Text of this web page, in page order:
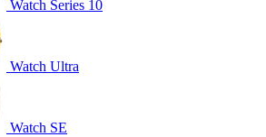
Watch Series 10
Watch Ultra
Watch SE